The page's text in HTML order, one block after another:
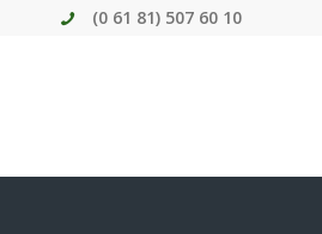
(0 61 81) 507 60 10